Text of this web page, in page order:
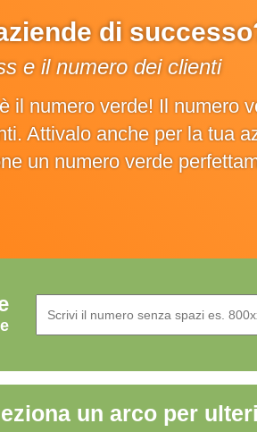
di
e il numero dei clienti
il numero verde! Il numero
Attivalo anche per la tua
un numero verde
un arco per